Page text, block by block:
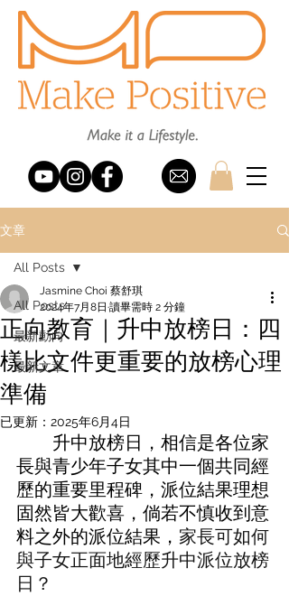
文章
All Posts
最新動向
最新文章
All Posts
正向教育｜升中放榜日：四
樣比文件更重要的放榜心理
準備
Jasmine Choi 蔡舒琪
2024年7月8日 讀畢需時 2 分鐘
已更新： 2025年6月4日
長與青少年子女其中一個共同經
歷的重要里程碑，派位結果理想
固然皆大歡喜，倘若不慎收到意
料之外的派位結果， 家長可如何
與子女正面地經歷升中派位放榜
日？